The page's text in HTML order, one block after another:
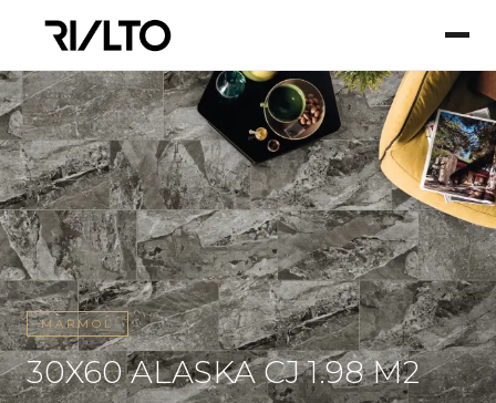
MARMOL
30X60 ALASKA CJ 1.98 M2